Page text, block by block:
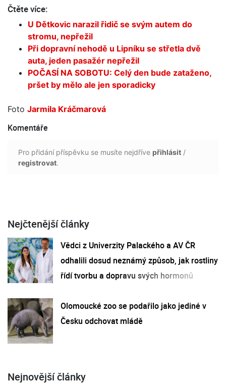
Čtěte více:
U Dětkovic narazil řidič se svým autem do
stromu, nepřežil
Při dopravní nehodě u Lipníku se střetla dvě
auta, jeden pasažér nepřežil
POČASÍ NA SOBOTU: Celý den bude zataženo,
pršet by mělo ale jen sporadicky
Foto Jarmila Kráčmarová
Komentáře
Pro přidání příspěvku se musíte nejdříve přihlásit /
registrovat.
Nejčtenější články
Vědci z Univerzity Palackého a AV ČR
odhalili dosud neznámý způsob, jak rostliny
řídí tvorbu a dopravu svých hormonů
Olomoucké zoo se podařilo jako jediné v
Česku odchovat mládě
Nejnovější články